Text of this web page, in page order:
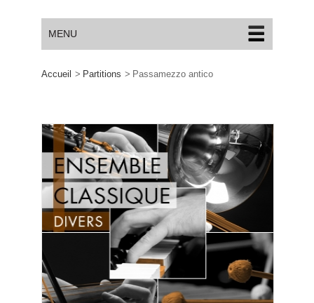
MENU
Accueil > Partitions > Passamezzo antico